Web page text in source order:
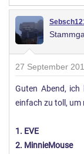
27 September
Guten Abend,
einfach zu toll, um
1. EVE
2. MinnieMouse